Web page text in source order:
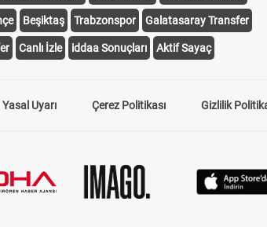
Beşiktaş Trabzonspor Galatasaray Transfer
Canlı İzle iddaa Sonuçları Aktif Sayaç
Yasal Uyarı Çerez Politikası Gizlilik